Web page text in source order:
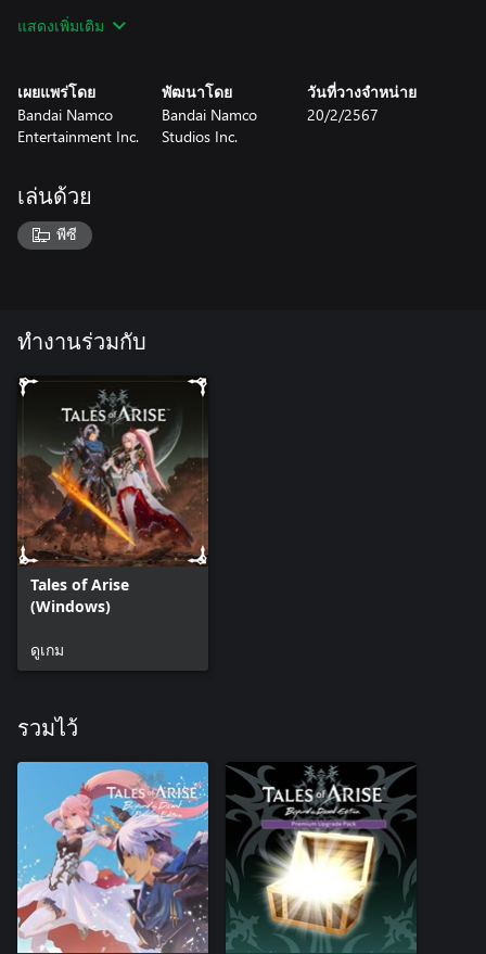
Egg x1
Milk x1
*Content will be available in-game after claiming it from the
*The Cooking Recipes included are identical to those in the Pre-
Order Bonus Pack currently being sold. Duplicate recipes will not
be provided.
แสดงเพิ่มเติม
เผยแพร่โดย
Bandai Namco
Entertainment Inc.
พัฒนาโดย
Bandai Namco
Studios Inc.
วันที่วางจำหน่าย
20/2/2567
เล่นด้วย
พีซี
ทำงานร่วมกับ
Tales of Arise
(Windows)
ดูเกม
รวมไว้